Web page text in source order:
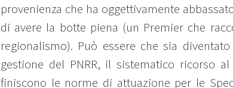
provenienza che ha oggettivamente
di avere la botte piena (un Premier che
regionalismo). Può essere che sia
gestione del PNRR, il sistematico ricorso
finiscono le norme di attuazione per le